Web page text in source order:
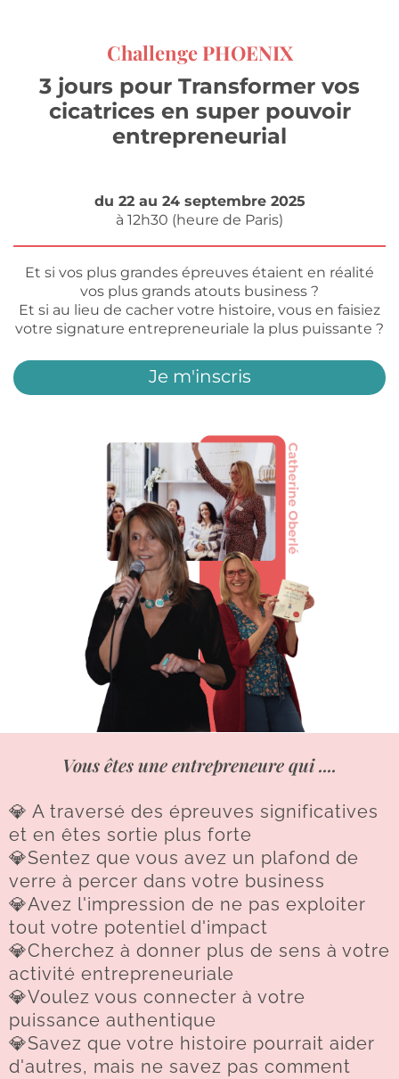
Challenge PHOENIX
3 jours pour Transformer vos
cicatrices en super pouvoir
entrepreneurial
du 22 au 24 septembre 2025
à 12h30 (heure de Paris)
Et si vos plus grandes épreuves étaient en réalité
vos plus grands atouts business ?
Et si au lieu de cacher votre histoire, vous en faisiez
votre signature entrepreneuriale la plus puissante ?
Je m'inscris
Vous êtes une entrepreneure qui ....
💎 A traversé des épreuves significatives
et en êtes sortie plus forte
💎Sentez que vous avez un plafond de
verre à percer dans votre business
💎Avez l'impression de ne pas exploiter
tout votre potentiel d'impact
💎Cherchez à donner plus de sens à votre
activité entrepreneuriale
💎Voulez vous connecter à votre
puissance authentique
💎Savez que votre histoire pourrait aider
d'autres, mais ne savez pas comment